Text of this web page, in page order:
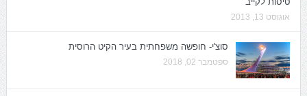
אוגוסט 13, 2013
סוצ'י- חופשה משפחתית בעיר הקיט הרוסית
ספטמבר 02, 2018